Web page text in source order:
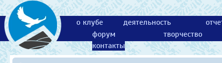
о клубе деятельность
форум
творчество
контакты